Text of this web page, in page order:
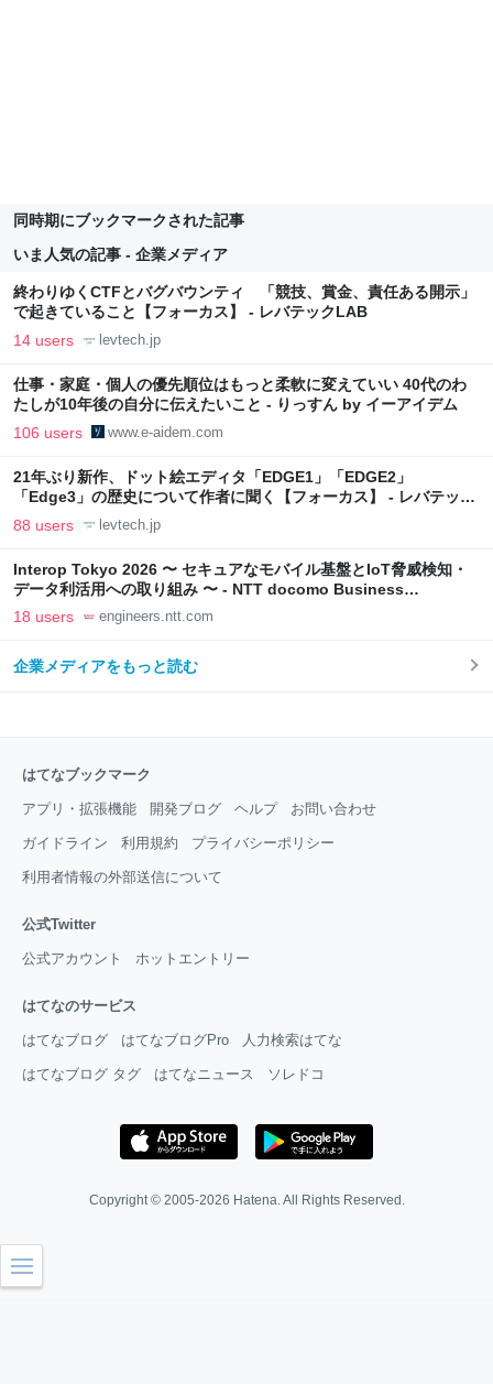
同時期にブックマークされた記事
いま人気の記事 - 企業メディア
終わりゆくCTFとバグバウンティ 「競技、賞金、責任ある開示」
で起きていること【フォーカス】 - レバテックLAB
14 users levtech.jp
仕事・家庭・個人の優先順位はもっと柔軟に変えていい 40代のわ
たしが10年後の自分に伝えたいこと - りっすん by イーアイデム
106 users www.e-aidem.com
21年ぶり新作、ドット絵エディタ「EDGE1」「EDGE2」
「Edge3」の歴史について作者に聞く【フォーカス】 - レバテック
LAB
88 users levtech.jp
Interop Tokyo 2026 〜 セキュアなモバイル基盤とIoT脅威検知・
データ利活用への取り組み 〜 - NTT docomo Business
Engineers' Blog
18 users engineers.ntt.com
企業メディアをもっと読む
はてなブックマーク
アプリ・拡張機能 開発ブログ ヘルプ お問い合わせ
ガイドライン 利用規約 プライバシーポリシー
利用者情報の外部送信について
公式Twitter
公式アカウント ホットエントリー
はてなのサービス
はてなブログ はてなブログPro 人力検索はてな
はてなブログ タグ はてなニュース ソレドコ
Copyright © 2005-2026 Hatena. All Rights Reserved.